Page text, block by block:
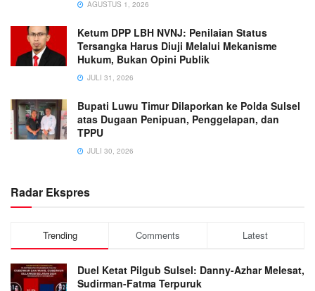
AGUSTUS 1, 2026
Ketum DPP LBH NVNJ: Penilaian Status
Tersangka Harus Diuji Melalui Mekanisme
Hukum, Bukan Opini Publik
JULI 31, 2026
Bupati Luwu Timur Dilaporkan ke Polda Sulsel
atas Dugaan Penipuan, Penggelapan, dan
TPPU
JULI 30, 2026
Radar Ekspres
Trending Comments Latest
Duel Ketat Pilgub Sulsel: Danny-Azhar Melesat,
Sudirman-Fatma Terpuruk